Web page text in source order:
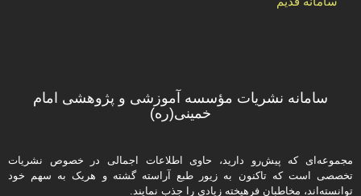
سامانه نشریات مؤسسه آموزشی و پژوهشی امام
خمینی(ره)
مجموعه‌ای که پیش‌رو دارید،‌ حاوی اطلاعات اجمالی در خصوص نشریات
تخصصی است که تاکنون به زیور طبع آراسته گشته و هریک به سهم خود
توانسته‌اند، مخاطبان فرهیخته‌ زیادی را جذب نمایند.